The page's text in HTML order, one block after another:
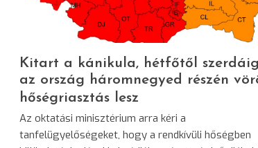
Kitart a kánikula, hétfőtől
az ország háromnegyed részén
hőségriasztás lesz
Az oktatási minisztérium arra kéri a
tanfelügyelőségeket, hogy a rendkívüli hőségben